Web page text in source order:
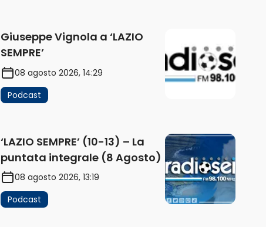
Giuseppe Vignola a ‘LAZIO
SEMPRE’
08 agosto 2026, 14:29
Podcast
‘LAZIO SEMPRE’ (10-13) – La
puntata integrale (8 Agosto)
08 agosto 2026, 13:19
Podcast